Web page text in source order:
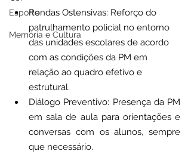
Esporte
Memória e Cultura
Rondas Ostensivas: Reforço do
patrulhamento policial no entorno
das unidades escolares de acordo
com as condições da PM em
relação ao quadro efetivo e
estrutural.
Diálogo Preventivo: Presença da PM
em sala de aula para orientações e
conversas com os alunos, sempre
que necessário.